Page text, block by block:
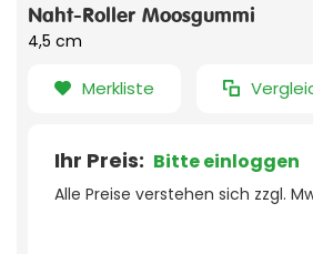
Naht-Roller Moosgummi
4,5 cm
Merkliste
Ihr Preis: Bitte einloggen
Alle Preise verstehen sich zzgl.